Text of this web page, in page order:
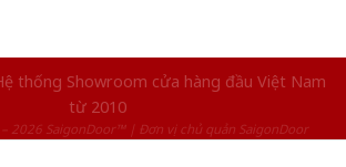
thống Showroom cửa hàng đầu Việt Nam
từ 2010
2026 SaigonDoor™ | Đơn vị chủ quản SaigonDoor